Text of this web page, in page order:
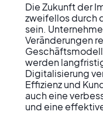
Die Zukunft der
zweifellos durch
sein.
Veränderungen
werden
Digitalisierung
Effizienz und
auch eine
und eine